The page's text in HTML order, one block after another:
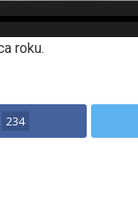
roku.
234